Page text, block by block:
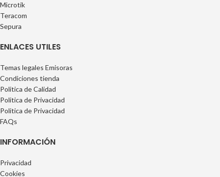
Microtik
Teracom
Sepura
ENLACES UTILES
Temas legales Emisoras
Condiciones tienda
Politica de Calidad
Politica de Privacidad
Politica de Privacidad
FAQs
INFORMACIÓN
Privacidad
Cookies